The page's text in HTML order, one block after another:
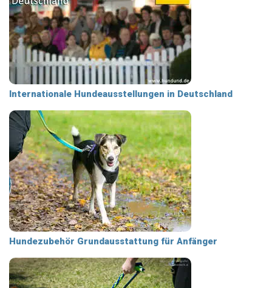
Internationale Hundeausstellungen in Deutschland
Hundezubehör Grundausstattung für Anfänger